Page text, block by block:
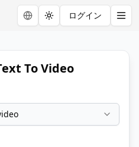
Toggle theme
ログイン
To Video